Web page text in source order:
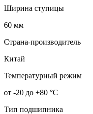
Ширина ступицы
60 мм
Страна-производитель
Китай
Температурный режим
от -20 до +80 °С
Тип подшипника